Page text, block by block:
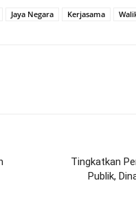
Jaya Negara Kerjasama
Tingkatkan
Publik,